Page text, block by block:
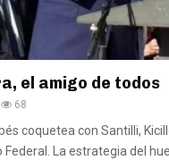
el amigo de todos
68
coquetea con Santilli,
Federal. La estrategia del